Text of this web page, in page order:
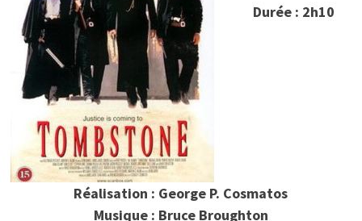
Durée : 2h10
Réalisation : George P. Cosmatos
Musique : Bruce Broughton